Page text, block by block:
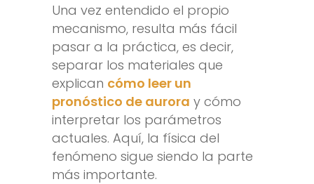
Una vez entendido el propio
mecanismo, resulta más fácil
pasar a la práctica, es decir,
separar los materiales que
explican cómo leer un
pronóstico de aurora y cómo
interpretar los parámetros
actuales. Aquí, la física del
fenómeno sigue siendo la parte
más importante.